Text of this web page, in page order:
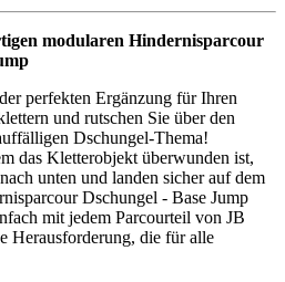
modularen Hindernisparcour
perfekten Ergänzung für Ihren
und rutschen Sie über den
Dschungel-Thema!
das Kletterobjekt überwunden ist,
unten und landen sicher auf dem
Dschungel - Base Jump
mit jedem Parcourteil von JB
Herausforderung, die für alle